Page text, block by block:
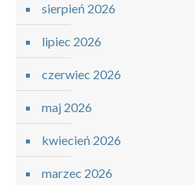
sierpień 2026
lipiec 2026
czerwiec 2026
maj 2026
kwiecień 2026
marzec 2026